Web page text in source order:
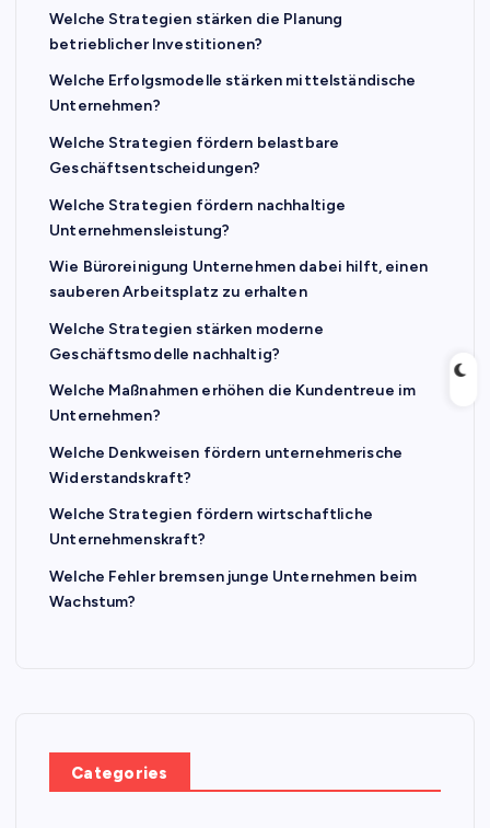
Welche Strategien stärken die Planung
betrieblicher Investitionen?
Welche Erfolgsmodelle stärken mittelständische
Unternehmen?
Welche Strategien fördern belastbare
Geschäftsentscheidungen?
Welche Strategien fördern nachhaltige
Unternehmensleistung?
Wie Büroreinigung Unternehmen dabei hilft, einen
sauberen Arbeitsplatz zu erhalten
Welche Strategien stärken moderne
Geschäftsmodelle nachhaltig?
Welche Maßnahmen erhöhen die Kundentreue im
Unternehmen?
Welche Denkweisen fördern unternehmerische
Widerstandskraft?
Welche Strategien fördern wirtschaftliche
Unternehmenskraft?
Welche Fehler bremsen junge Unternehmen beim
Wachstum?
Categories